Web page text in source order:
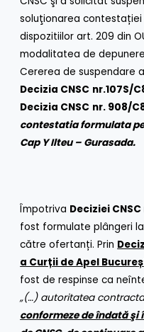
soluţionarea
dispozitiilor art. 209 din
modalitatea de
Cererea de suspendare
Decizia CNSC nr.107S/
Decizia CNSC nr. 908/
contestatia formulata
Cap Y Ilteu – Gurasada.
Împotriva Deciziei CNSC
fost formulate plângeri
către ofertanți. Prin
a Curții de Apel Bucureș
fost de respinse ca
„(…) autoritatea
conformeze de îndată